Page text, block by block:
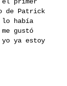
el primer
de Patrick
lo había
gustó
ya estoy